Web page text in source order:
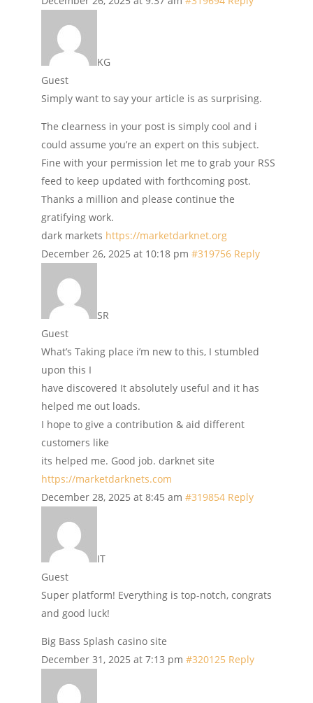
KG
Guest
Simply want to say your article is as surprising.
The clearness in your post is simply cool and i
could assume you’re an expert on this subject.
Fine with your permission let me to grab your RSS
feed to keep updated with forthcoming post.
Thanks a million and please continue the
gratifying work.
dark markets https://marketdarknet.org
December 26, 2025 at 10:18 pm #319756 Reply
SR
Guest
What’s Taking place i’m new to this, I stumbled
upon this I
have discovered It absolutely useful and it has
helped me out loads.
I hope to give a contribution & aid different
customers like
its helped me. Good job. darknet site
https://marketdarknets.com
December 28, 2025 at 8:45 am #319854 Reply
IT
Guest
Super platform! Everything is top-notch, congrats
and good luck!
Big Bass Splash casino site
December 31, 2025 at 7:13 pm #320125 Reply